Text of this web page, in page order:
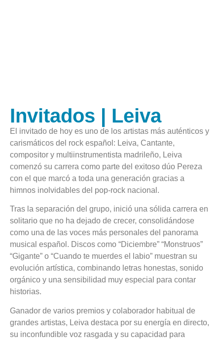
Invitados | Leiva
El invitado de hoy es uno de los artistas más auténticos y
carismáticos del rock español: Leiva, Cantante,
compositor y multiinstrumentista madrileño, Leiva
comenzó su carrera como parte del exitoso dúo Pereza
con el que marcó a toda una generación gracias a
himnos inolvidables del pop-rock nacional.
Tras la separación del grupo, inició una sólida carrera en
solitario que no ha dejado de crecer, consolidándose
como una de las voces más personales del panorama
musical español. Discos como “Diciembre” “Monstruos”
“Gigante” o “Cuando te muerdes el labio” muestran su
evolución artística, combinando letras honestas, sonido
orgánico y una sensibilidad muy especial para contar
historias.
Ganador de varios premios y colaborador habitual de
grandes artistas, Leiva destaca por su energía en directo,
su inconfundible voz rasgada y su capacidad para